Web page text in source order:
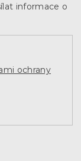
informace o
ochrany